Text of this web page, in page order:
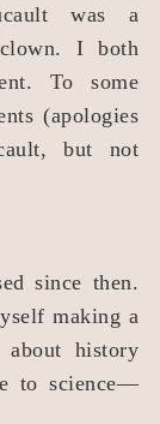
was a
I both
To some
(apologies
but not
since then.
making a
about history
to science—